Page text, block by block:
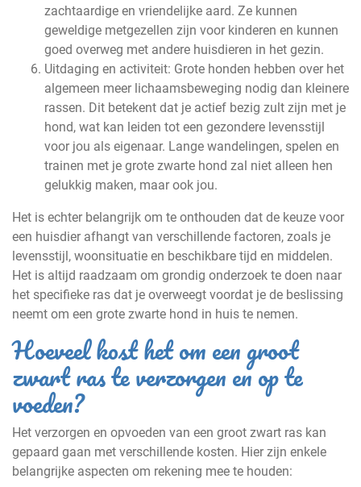
zachtaardige en vriendelijke aard. Ze kunnen
geweldige metgezellen zijn voor kinderen en kunnen
goed overweg met andere huisdieren in het gezin.
Uitdaging en activiteit: Grote honden hebben over het
algemeen meer lichaamsbeweging nodig dan kleinere
rassen. Dit betekent dat je actief bezig zult zijn met je
hond, wat kan leiden tot een gezondere levensstijl
voor jou als eigenaar. Lange wandelingen, spelen en
trainen met je grote zwarte hond zal niet alleen hen
gelukkig maken, maar ook jou.
Het is echter belangrijk om te onthouden dat de keuze voor
een huisdier afhangt van verschillende factoren, zoals je
levensstijl, woonsituatie en beschikbare tijd en middelen.
Het is altijd raadzaam om grondig onderzoek te doen naar
het specifieke ras dat je overweegt voordat je de beslissing
neemt om een grote zwarte hond in huis te nemen.
Hoeveel kost het om een ​​groot
zwart ras te verzorgen en op te
voeden?
Het verzorgen en opvoeden van een groot zwart ras kan
gepaard gaan met verschillende kosten. Hier zijn enkele
belangrijke aspecten om rekening mee te houden: